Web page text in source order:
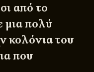
από το
μια πολύ
κολόνια του
που